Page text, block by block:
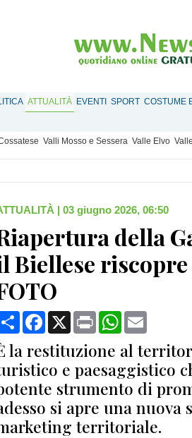
ATTUALITÀ EVENTI SPORT COSTUME
Valli Mosso e Sessera Valle Elvo
| 03 giugno 2026, 06:50
della
Biellese
CondividiFacebook
X Print WhatsApp
la restituzione al
e paesaggistico
strumento di
si apre una nuova
territoriale.